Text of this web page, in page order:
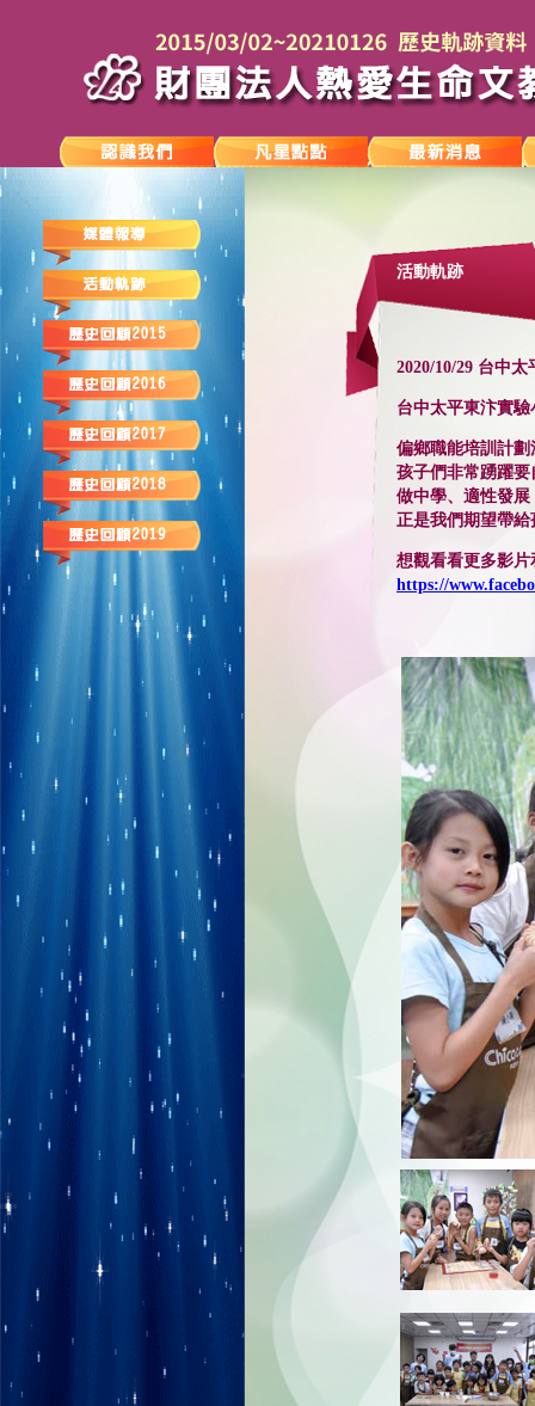
活動軌跡
2020/10/29 台中
台中太平東汴實驗
偏鄉職能培訓計劃
孩子們非常踴躍
做中學、適性發展
正是我們期望帶給
想觀看看更多影片
https://